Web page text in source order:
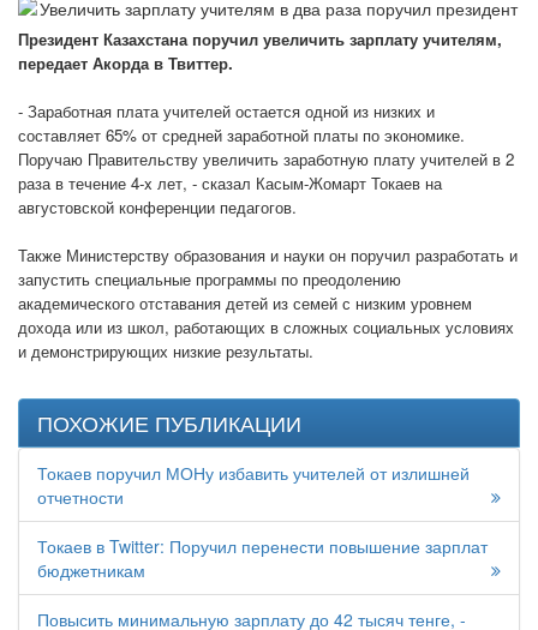
Президент Казахстана поручил увеличить зарплату учителям,
передает Акорда в Твиттер.
- Заработная плата учителей остается одной из низких и
составляет 65% от средней заработной платы по экономике.
Поручаю Правительству увеличить заработную плату учителей в 2
раза в течение 4-x лет, - сказал Касым-Жомарт Токаев на
августовской конференции педагогов.
Также Министерству образования и науки он поручил разработать и
запустить специальные программы по преодолению
академического отставания детей из семей с низким уровнем
дохода или из школ, работающих в сложных социальных условиях
и демонстрирующих низкие результаты.
ПОХОЖИЕ ПУБЛИКАЦИИ
Токаев поручил МОНу избавить учителей от излишней
отчетности
Токаев в Twitter: Поручил перенести повышение зарплат
бюджетникам
Повысить минимальную зарплату до 42 тысяч тенге, -